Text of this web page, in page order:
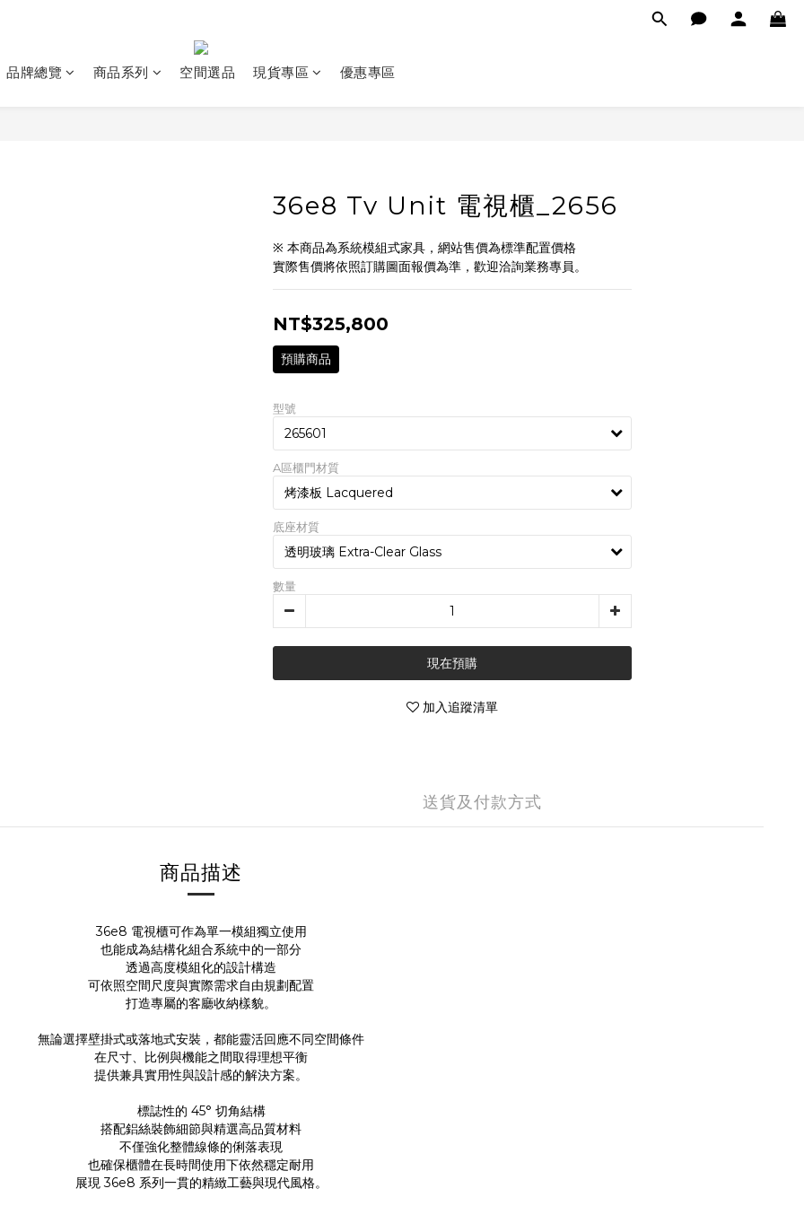
品牌總覽 商品系列 空間選品 現貨專區 優惠專區
36e8 Tv Unit 電視櫃_2656
※ 本商品為系統模組式家具，網站售價為標準配置價格
實際售價將依照訂購圖面報價為準，歡迎洽詢業務專員。
NT$325,800
預購商品
型號
A區櫃門材質
底座材質
數量
現在預購
加入追蹤清單
送貨及付款方式
商品描述
36e8 電視櫃可作為單一模組獨立使用
也能成為結構化組合系統中的一部分
透過高度模組化的設計構造
可依照空間尺度與實際需求自由規劃配置
打造專屬的客廳收納樣貌。
無論選擇壁掛式或落地式安裝，都能靈活回應不同空間條件
在尺寸、比例與機能之間取得理想平衡
提供兼具實用性與設計感的解決方案。
標誌性的 45° 切角結構
搭配鋁絲裝飾細節與精選高品質材料
不僅強化整體線條的俐落表現
也確保櫃體在長時間使用下依然穩定耐用
展現 36e8 系列一貫的精緻工藝與現代風格。